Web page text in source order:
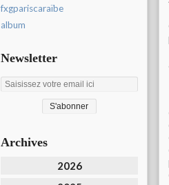
fxgpariscaraïbe
album
Newsletter
Archives
2026